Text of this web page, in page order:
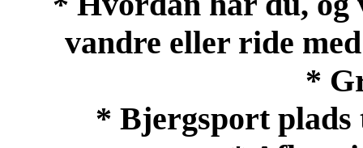
vandre eller ride
*
* Bjergsport plads